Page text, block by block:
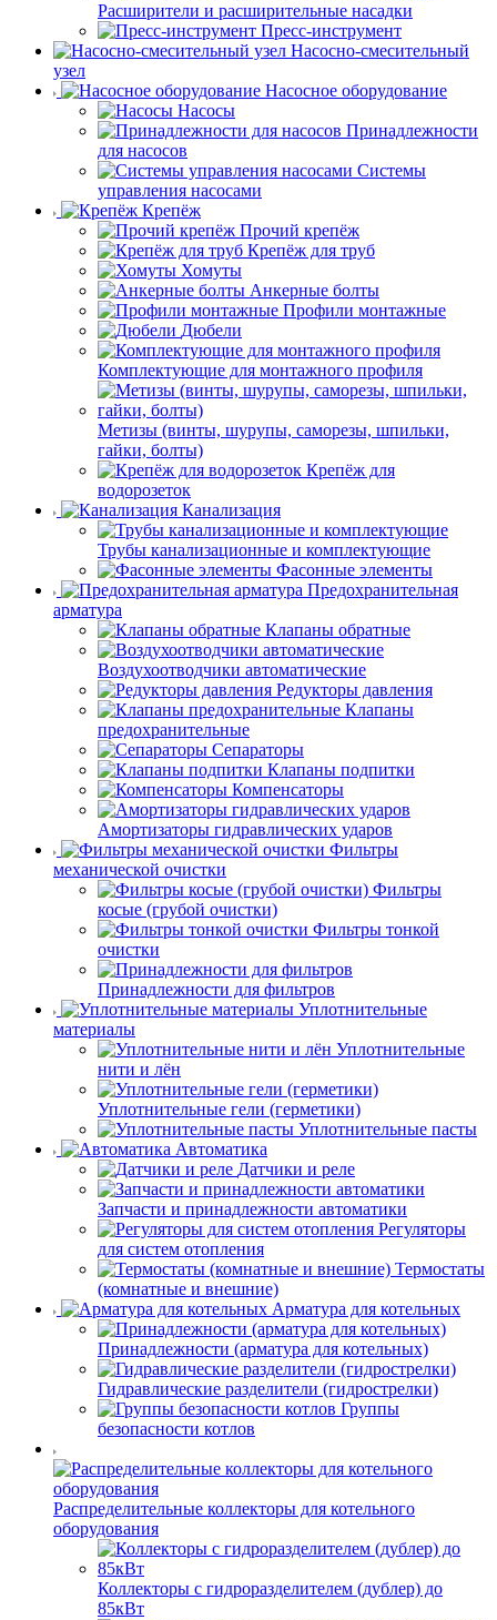
Расширители и расширительные насадки
Пресс-инструмент
Насосно-смесительный
узел
Насосное оборудование
Насосы
Принадлежности
для насосов
Системы
управления насосами
Крепёж
Прочий крепёж
Крепёж для труб
Хомуты
Анкерные болты
Профили монтажные
Дюбели
Комплектующие для монтажного профиля
Метизы (винты, шурупы, саморезы, шпильки,
гайки, болты)
Крепёж для
водорозеток
Канализация
Трубы канализационные и комплектующие
Фасонные элементы
Предохранительная
арматура
Клапаны обратные
Воздухоотводчики автоматические
Редукторы давления
Клапаны
предохранительные
Сепараторы
Клапаны подпитки
Компенсаторы
Амортизаторы гидравлических ударов
Фильтры
механической очистки
Фильтры
косые (грубой очистки)
Фильтры тонкой
очистки
Принадлежности для фильтров
Уплотнительные
материалы
Уплотнительные
нити и лён
Уплотнительные гели (герметики)
Уплотнительные пасты
Автоматика
Датчики и реле
Запчасти и принадлежности автоматики
Регуляторы
для систем отопления
Термостаты
(комнатные и внешние)
Арматура для котельных
Принадлежности (арматура для котельных)
Гидравлические разделители (гидрострелки)
Группы
безопасности котлов
Распределительные коллекторы для котельного
оборудования
Коллекторы с гидроразделителем (дублер) до
85кВт